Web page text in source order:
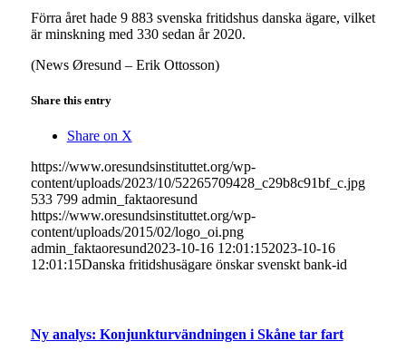
Förra året hade 9 883 svenska fritidshus danska ägare, vilket
är minskning med 330 sedan år 2020.
(News Øresund – Erik Ottosson)
Share this entry
Share on X
https://www.oresundsinstituttet.org/wp-
content/uploads/2023/10/52265709428_c29b8c91bf_c.jpg
533 799 admin_faktaoresund
https://www.oresundsinstituttet.org/wp-
content/uploads/2015/02/logo_oi.png
admin_faktaoresund2023-10-16 12:01:152023-10-16
12:01:15Danska fritidshusägare önskar svenskt bank-id
Ny analys: Konjunkturvändningen i Skåne tar fart